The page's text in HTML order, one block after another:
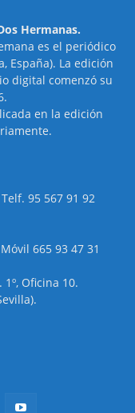
Hermanas.
es el periódico
España). La edición
digital comenzó su
en la edición
95 567 91 92
665 93 47 31
Oficina 10.